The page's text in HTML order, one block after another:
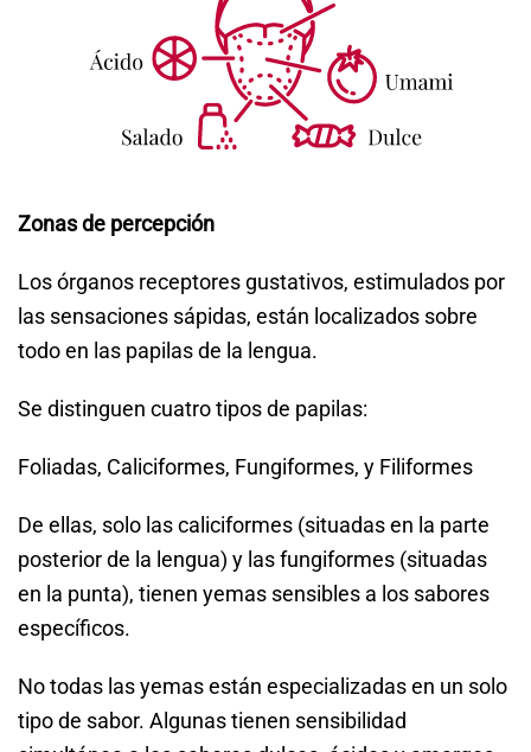
Zonas de percepción
Los órganos receptores gustativos, estimulados por
las sensaciones sápidas, están localizados sobre
todo en las papilas de la lengua.
Se distinguen cuatro tipos de papilas:
Foliadas, Caliciformes, Fungiformes, y Filiformes
De ellas, solo las caliciformes (situadas en la parte
posterior de la lengua) y las fungiformes (situadas
en la punta), tienen yemas sensibles a los sabores
específicos.
No todas las yemas están especializadas en un solo
tipo de sabor. Algunas tienen sensibilidad